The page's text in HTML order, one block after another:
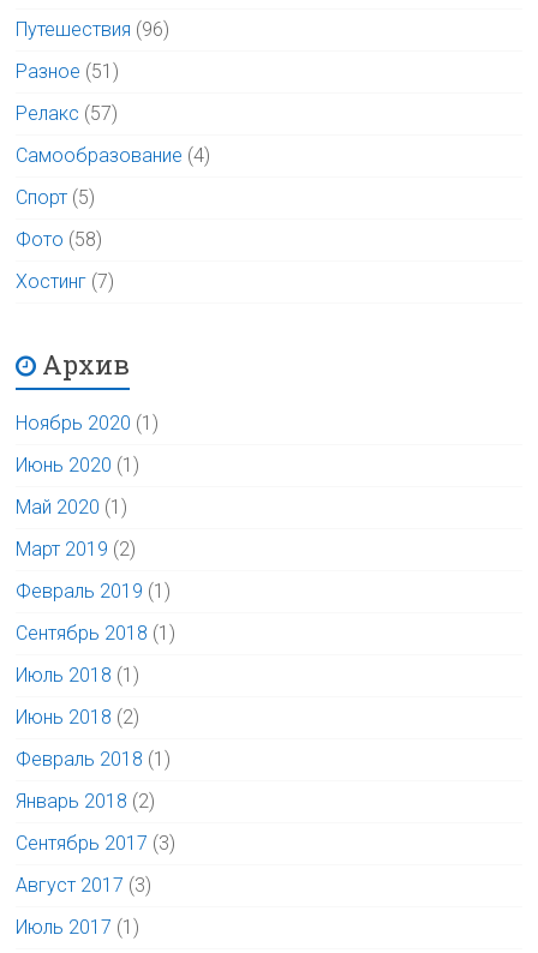
Путешествия (96)
Разное (51)
Релакс (57)
Самообразование (4)
Спорт (5)
Фото (58)
Хостинг (7)
Архив
Ноябрь 2020 (1)
Июнь 2020 (1)
Май 2020 (1)
Март 2019 (2)
Февраль 2019 (1)
Сентябрь 2018 (1)
Июль 2018 (1)
Июнь 2018 (2)
Февраль 2018 (1)
Январь 2018 (2)
Сентябрь 2017 (3)
Август 2017 (3)
Июль 2017 (1)